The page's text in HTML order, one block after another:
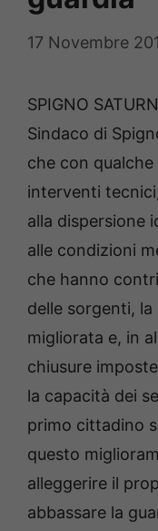
17 Novembre
SPIGNO
Sindaco di
che con
interventi
alla dispersione
alle condizioni
che hanno
delle sorgenti,
migliorata e, in
chiusure
la capacità dei
primo cittadino
questo
alleggerire il
abbassare la